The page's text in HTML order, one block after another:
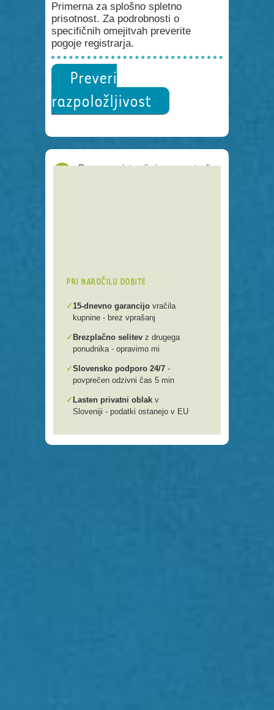
Primerna za splošno spletno
prisotnost. Za podrobnosti o
specifičnih omejitvah preverite
pogoje registrarja.
Preveri
razpoložljivost
Proces registracije je poenostavljen
PRI NAROČILU DOBITE
✓15-dnevno garancijo vračila
kupnine - brez vprašanj
✓ Brezplačno selitev z drugega
ponudnika - opravimo mi
✓Slovensko podporo 24/7 -
povprečen odzivni čas 5 min
✓ Lasten privatni oblak v
Sloveniji - podatki ostanejo v EU